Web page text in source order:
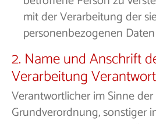
mit der Verarbeitung der
personenbezogenen
2. Name und Anschrift
Verarbeitung
Verantwortlicher im Sinne
Grundverordnung, sonstiger